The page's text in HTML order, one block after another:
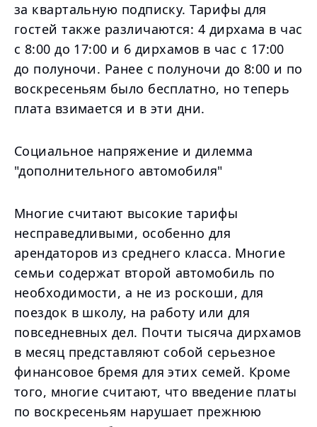
за квартальную подписку. Тарифы для
гостей также различаются: 4 дирхама в час
с 8:00 до 17:00 и 6 дирхамов в час с 17:00
до полуночи. Ранее с полуночи до 8:00 и по
воскресеньям было бесплатно, но теперь
плата взимается и в эти дни.
Социальное напряжение и дилемма
"дополнительного автомобиля"
Многие считают высокие тарифы
несправедливыми, особенно для
арендаторов из среднего класса. Многие
семьи содержат второй автомобиль по
необходимости, а не из роскоши, для
поездок в школу, на работу или для
повседневных дел. Почти тысяча дирхамов
в месяц представляют собой серьезное
финансовое бремя для этих семей. Кроме
того, многие считают, что введение платы
по воскресеньям нарушает прежнюю